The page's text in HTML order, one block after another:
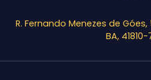
R. Fernando Menezes de
BA,